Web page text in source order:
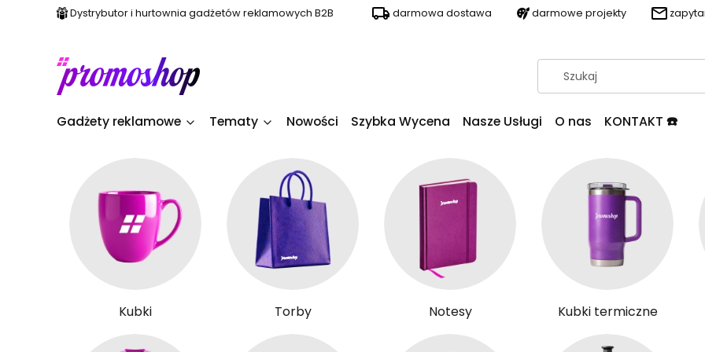
Dystrybutor i hurtownia gadżetów reklamowych B2B darmowa dostawa darmowe projekty
Gadżety reklamowe Tematy Nowości Szybka Wycena Nasze Usługi O nas KONTAKT ☎️
Kubki Torby Notesy Kubki termiczne